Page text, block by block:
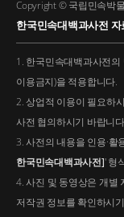
Copyright © 국립민속박
한국민속대백과사전 자
1. 한국민속대백과사전
이용금지)을 적용합니다.
2. 상업적 이용이 필요하
사전 협의하시기 바랍니
3. 사전의 내용을 인용·활
한국민속대백과사전]' 형
4. 사진 및 동영상은 개별
저작권 정보를 확인하시